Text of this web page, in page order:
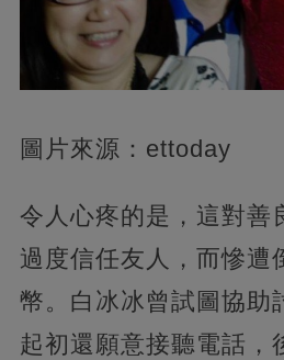
圖片來源：ettoday
令人心疼的是，這對善
過度信任友人，而慘遭
幣。白冰冰曾試圖協助
起初還願意接聽電話，